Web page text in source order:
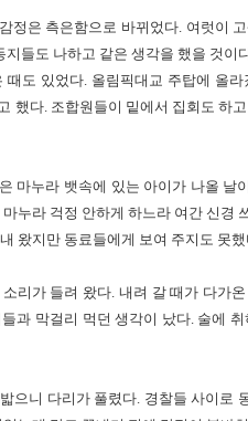
정은 측은함으로 바뀌었다. 여럿이
지들도 나하고 같은 생각을 했을 것이
때도 있었다. 올림픽대교 주탑에 올
했다. 조합원들이 밑에서 집회도 하
마누라 뱃속에 있는 아이가 나올 날
누라 걱정 안하게 하느라 여간 신경
왔지만 동료들에게 보여 주지도 못
리가 들려 왔다. 내려 갈 때가 다가온
과 막걸리 먹던 생각이 났다. 술에
으니 다리가 풀렸다. 경찰들 사이로